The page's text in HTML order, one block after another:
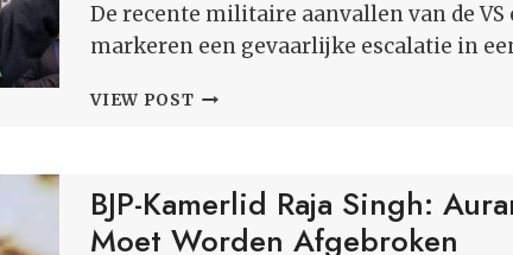
De recente militaire aanvallen van de
markeren een gevaarlijke escalatie in
VIEW POSTHONDERDEN
AFGEBROKEN,
IRAANSE
IDENTITEIT
BJP-Kamerlid Raja Singh:
Moet Worden Afgebroken